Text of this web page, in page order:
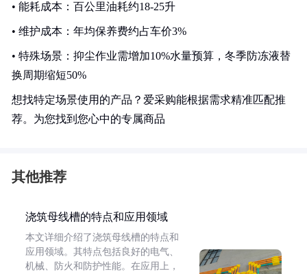
• 能耗成本：百公里油耗约18-25升
• 维护成本：年均保养费约占车价3%
• 特殊场景：抑尘作业需增加10%水量预算，冬季防冻液替
换周期缩短50%
想找特定场景使用的产品？爱采购能根据需求精准匹配推
荐。为您找到您心中的专属商品
其他推荐
浇筑母线槽的特点和应用领域
本文详细介绍了浇筑母线槽的特点和
应用领域。其特点包括良好的电气、
机械、防火和防护性能。在应用上，